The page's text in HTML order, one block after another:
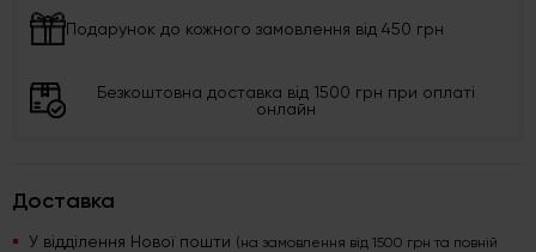
Подарунок до кожного замовлення від 450 грн
Безкоштовна доставка від 1500 грн при оплаті
онлайн
Доставка
У відділення Нової пошти (на замовлення від 1500 грн та повній